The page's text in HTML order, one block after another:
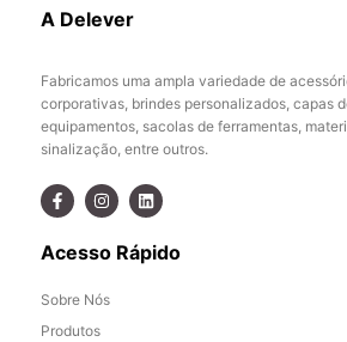
A Delever
Fabricamos uma ampla variedade de
corporativas, brindes personalizados, capas
equipamentos, sacolas de ferramentas,
sinalização, entre outros.
Acesso Rápido
Sobre Nós
Produtos